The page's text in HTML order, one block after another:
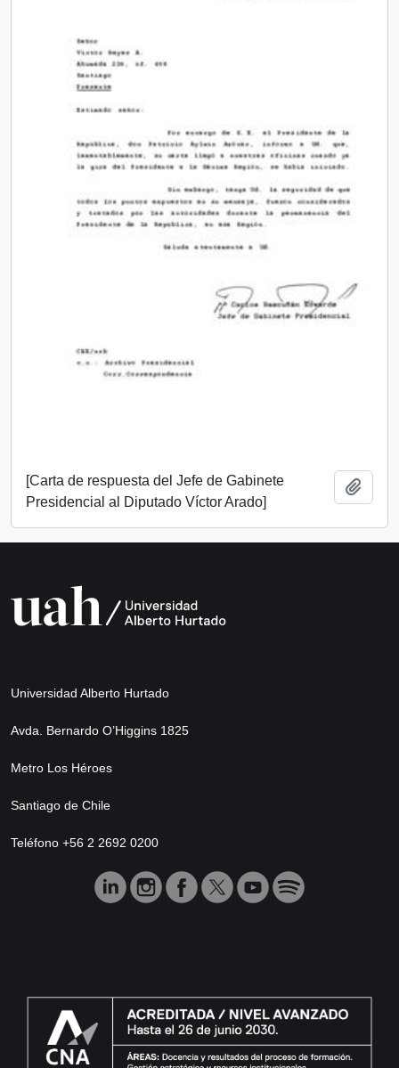
[Carta de respuesta del Jefe de Gabinete
Presidencial al Diputado Víctor Arado]
Universidad Alberto Hurtado
Avda. Bernardo O’Higgins 1825
Metro Los Héroes
Santiago de Chile
Teléfono +56 2 2692 0200